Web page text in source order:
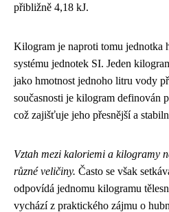
přibližně 4,18 kJ.
Kilogram je naproti tomu jednotka
systému jednotek SI. Jeden
jako hmotnost jednoho litru vody
současnosti je kilogram definován
což zajišťuje jeho přesnější a
Vztah mezi kaloriemi a kilogramy
různé veličiny. Často se však
odpovídá jednomu kilogramu
vychází z praktického zájmu o